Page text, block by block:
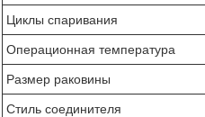
Циклы спаривания
Операционная температура
Размер раковины
Стиль соединителя